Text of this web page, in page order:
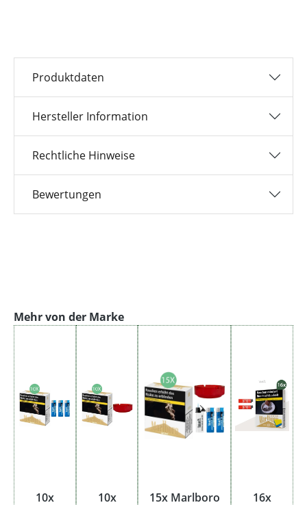
Produktdaten
Hersteller Information
Rechtliche Hinweise
Bewertungen
Produktgalerie überspringen
Mehr von der Marke
10x
10x
15x Marlboro
16x